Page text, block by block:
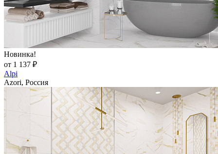
Новинка!
от 1 137 ₽
Alpi
Azori, Россия